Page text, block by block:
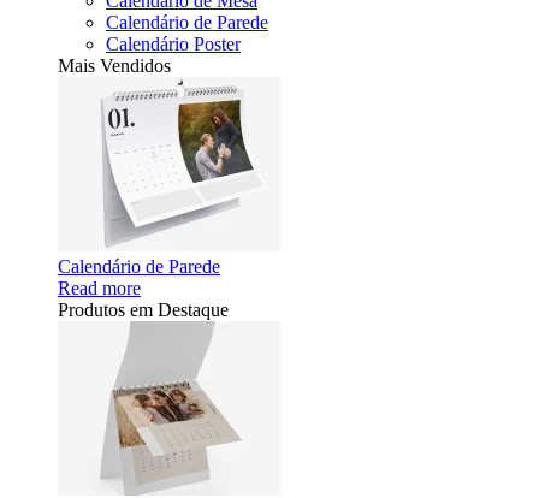
Calendário de Parede
Calendário Poster
Mais Vendidos
Calendário de Parede
Read more
Produtos em Destaque